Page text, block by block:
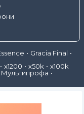
Gracia Final
x1200 x50k
x100k
Мультипрофа